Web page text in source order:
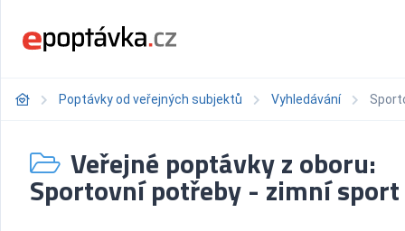
Poptávky od veřejných subjektů Vyhledávání
Veřejné poptávky z oboru:
Sportovní potřeby - zimní sport